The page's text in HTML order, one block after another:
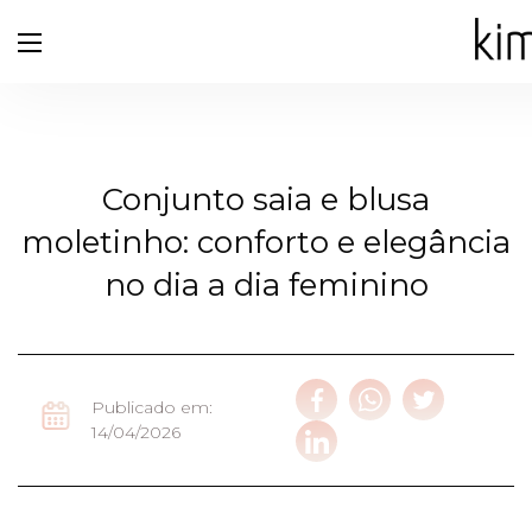
Conjunto saia e blusa
moletinho: conforto e elegância
no dia a dia feminino
Publicado em:
14/04/2026